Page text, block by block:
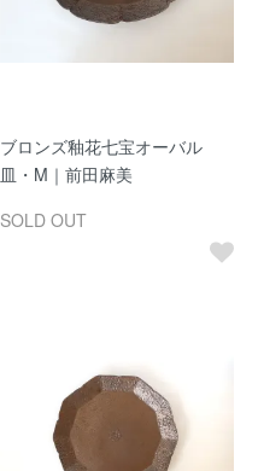
ブロンズ釉花七宝オーバル
皿・M｜前田麻美
SOLD OUT